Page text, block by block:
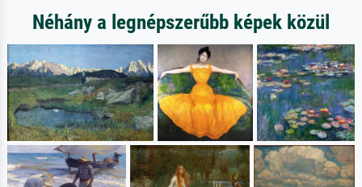
Néhány a legnépszerűbb képek közül